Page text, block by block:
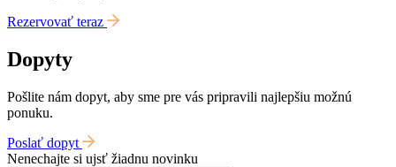
Rezervovať teraz
Dopyty
Pošlite nám dopyt, aby sme pre vás pripravili najlepšiu možnú
ponuku.
Poslať dopyt
Nenechajte si ujsť žiadnu novinku